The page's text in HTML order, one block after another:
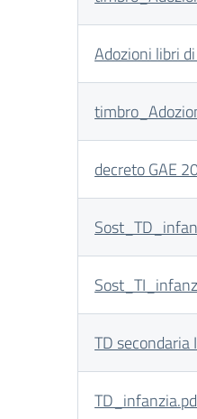
Adozioni libri
decreto GAE
TD secondaria